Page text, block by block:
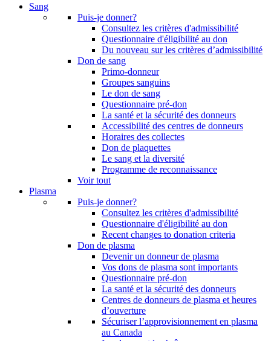
Sang
Puis-je donner?
Consultez les critères d'admissibilité
Questionnaire d'éligibilité au don
Du nouveau sur les critères d’admissibilité
Don de sang
Primo-donneur
Groupes sanguins
Le don de sang
Questionnaire pré-don
La santé et la sécurité des donneurs
Accessibilité des centres de donneurs
Horaires des collectes
Don de plaquettes
Le sang et la diversité
Programme de reconnaissance
Voir tout
Plasma
Puis-je donner?
Consultez les critères d'admissibilité
Questionnaire d'éligibilité au don
Recent changes to donation criteria
Don de plasma
Devenir un donneur de plasma
Vos dons de plasma sont importants
Questionnaire pré-don
La santé et la sécurité des donneurs
Centres de donneurs de plasma et heures
d’ouverture
Sécuriser l’approvisionnement en plasma
au Canada